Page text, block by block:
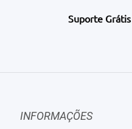
Suporte Grátis
INFORMAÇÕES